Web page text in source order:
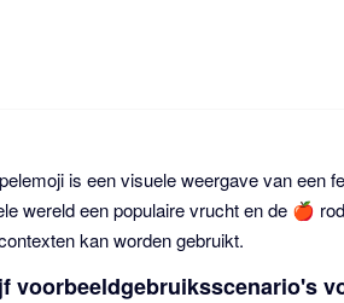
is een visuele weergave van een
wereld een populaire vrucht en de 🍎
kan worden gebruikt.
voorbeeldgebruiksscenario's